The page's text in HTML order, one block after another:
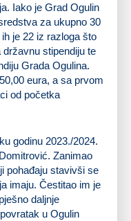
Iako je Grad Ogulin
za ukupno 30
je 22 iz razloga što
stipendiju te
Grada Ogulina.
eura, a sa prvom
od početka
godinu 2023./2024.
Zanimao
pohađaju stavivši se
imaju. Čestitao im je
daljnje
u Ogulin